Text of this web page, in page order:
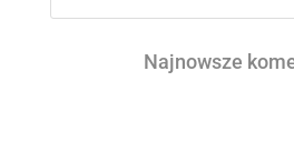
Najnowsze